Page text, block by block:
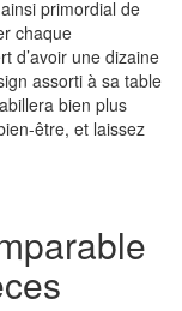
primordial de
chaque
d’avoir une dizaine
assorti à sa table
bien plus
être, et laissez